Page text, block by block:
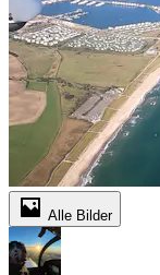
Alle Bilder